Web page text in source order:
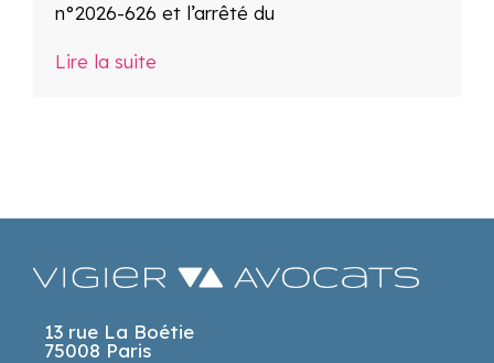
n°2026-626 et l’arrêté du
Lire la suite
13 rue La Boétie
75008 Paris